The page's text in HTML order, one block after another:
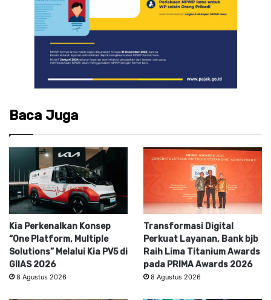
Baca Juga
Kia Perkenalkan Konsep
“One Platform, Multiple
Solutions” Melalui Kia PV5 di
GIIAS 2026
8 Agustus 2026
Transformasi Digital
Perkuat Layanan, Bank bjb
Raih Lima Titanium Awards
pada PRIMA Awards 2026
8 Agustus 2026